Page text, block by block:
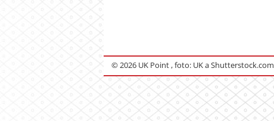
© 2026 UK Point , foto: UK a Shutterstock.com